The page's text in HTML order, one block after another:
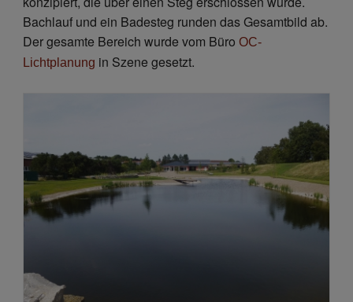
Bachlauf und ein Badesteg runden das Gesamtbild ab.
Der gesamte Bereich wurde vom Büro OC-
Lichtplanung in Szene gesetzt.